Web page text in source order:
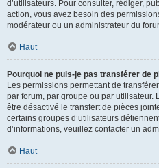
d’utilisateurs. Pour consulter, rédiger,
action, vous avez besoin des
modérateur ou un administrateur du
Haut
Pourquoi ne puis-je pas transférer de
Les permissions permettant de
par forum, par groupe ou par utilisateur.
être désactivé le transfert de pièces
certains groupes d’utilisateurs
d’informations, veuillez contacter un
Haut